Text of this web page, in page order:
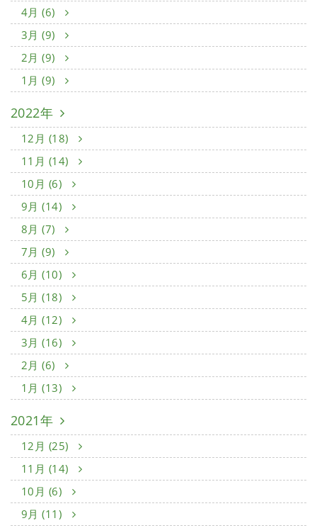
4月 (6)
3月 (9)
2月 (9)
1月 (9)
2022年
12月 (18)
11月 (14)
10月 (6)
9月 (14)
8月 (7)
7月 (9)
6月 (10)
5月 (18)
4月 (12)
3月 (16)
2月 (6)
1月 (13)
2021年
12月 (25)
11月 (14)
10月 (6)
9月 (11)